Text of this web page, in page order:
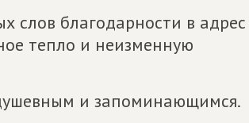
слов благодарности в адрес
тепло и неизменную
и запоминающимся.